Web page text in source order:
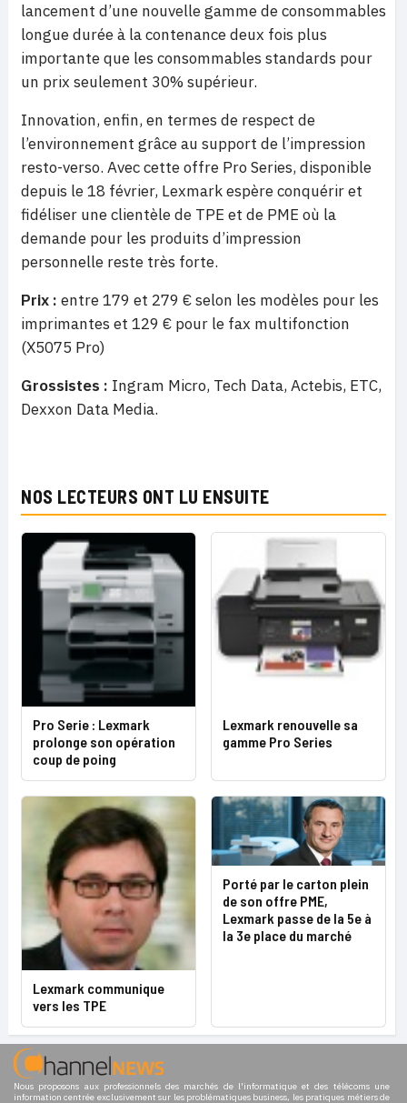
lancement d’une nouvelle gamme de consommables
longue durée à la contenance deux fois plus
importante que les consommables standards pour
un prix seulement 30% supérieur.
Innovation, enfin, en termes de respect de
l’environnement grâce au support de l’impression
resto-verso. Avec cette offre Pro Series, disponible
depuis le 18 février, Lexmark espère conquérir et
fidéliser une clientèle de TPE et de PME où la
demande pour les produits d’impression
personnelle reste très forte.
Prix : entre 179 et 279 € selon les modèles pour les
imprimantes et 129 € pour le fax multifonction
(X5075 Pro)
Grossistes : Ingram Micro, Tech Data, Actebis, ETC,
Dexxon Data Media.
NOS LECTEURS ONT LU ENSUITE
Pro Serie : Lexmark
prolonge son opération
coup de poing
Lexmark renouvelle sa
gamme Pro Series
Lexmark communique
vers les TPE
Porté par le carton plein
de son offre PME,
Lexmark passe de la 5e à
la 3e place du marché
Nous proposons aux professionnels des marchés de l'informatique et des télécoms une
information centrée exclusivement sur les problématiques business, les pratiques métiers de